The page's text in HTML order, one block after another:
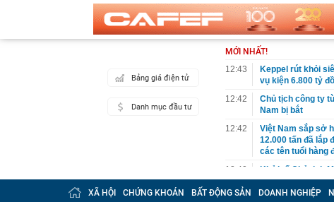
Bảng giá điện tử
Danh mục đầu tư
MỚI NHẤT!
12:43
Keppel rút khỏi
vụ kiện 6.800 tỷ
12:42
Chủ tịch công ty
Nam bị bắt
12:42
Việt Nam sắp sở
12.000 tấn đã lắp
các tên tuổi hàng
12:40
Khởi tố Chủ tịch
12:38
Tạm giữ hình sự
XÃ HỘI CHỨNG KHOÁN BẤT ĐỘNG SẢN DOANH NGHIỆP